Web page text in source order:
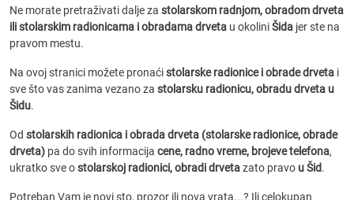
Ne morate pretraživati dalje za stolarskom radnjom, obradom drveta
ili stolarskim radionicama i obradama drveta u okoliniŠida jer ste na
pravom mestu.
Na ovoj stranici možete pronaćistolarske radionice i obrade drveta i
sve što vas zanima vezano za stolarsku radionicu, obradu drveta u
Šidu.
Od stolarskih radionica i obrada drveta (stolarske radionice, obrade
drveta) pa do svih informacija cene, radno vreme, brojeve telefona,
ukratko sve ostolarskoj radionici, obradi drvetazato pravo u Šid.
Potreban Vam je novi sto, prozor ili nova vrata...? Ili celokupan